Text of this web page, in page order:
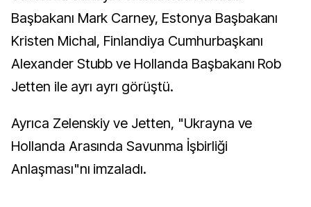
Başbakanı Mark Carney, Estonya Başbakanı
Kristen Michal, Finlandiya Cumhurbaşkanı
Alexander Stubb ve Hollanda Başbakanı Rob
Jetten ile ayrı ayrı görüştü.
Ayrıca Zelenskiy ve Jetten, "Ukrayna ve
Hollanda Arasında Savunma İşbirliği
Anlaşması"nı imzaladı.